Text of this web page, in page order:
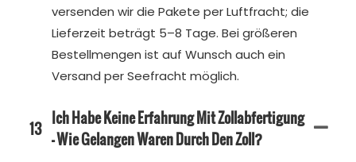
versenden wir die Pakete per Luftfracht; die
Lieferzeit beträgt 5–8 Tage. Bei größeren
Bestellmengen ist auf Wunsch auch ein
Versand per Seefracht möglich.
13 Ich Habe Keine Erfahrung Mit Zollabfertigung
– Wie Gelangen Waren Durch Den Zoll?